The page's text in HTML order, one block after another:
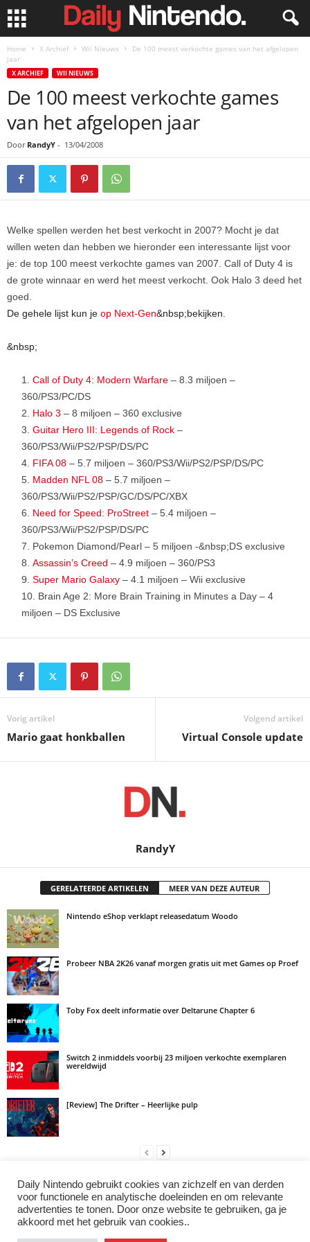
Home X Archief Wii Nieuws
De 100 meest verkochte games van het afgelopen
jaar
X ARCHIEF WII NIEUWS
De 100 meest verkochte games
van het afgelopen jaar
Door RandyY - 13/04/2008
Welke spellen werden het best verkocht in 2007? Mocht je dat
willen weten dan hebben we hieronder een interessante lijst voor
je: de top 100 meest verkochte games van 2007. Call of Duty 4 is
de grote winnaar en werd het meest verkocht. Ook Halo 3 deed het
goed.
De gehele lijst kun je op Next-Gen&nbsp;bekijken.
&nbsp;
Call of Duty 4: Modern Warfare – 8.3 miljoen –
360/PS3/PC/DS
Halo 3 – 8 miljoen – 360 exclusive
Guitar Hero III: Legends of Rock –
360/PS3/Wii/PS2/PSP/DS/PC
FIFA 08 – 5.7 miljoen – 360/PS3/Wii/PS2/PSP/DS/PC
Madden NFL 08 – 5.7 miljoen –
360/PS3/Wii/PS2/PSP/GC/DS/PC/XBX
Need for Speed: ProStreet – 5.4 miljoen –
360/PS3/Wii/PS2/PSP/DS/PC
Pokemon Diamond/Pearl – 5 miljoen -&nbsp;DS exclusive
Assassin’s Creed – 4.9 miljoen – 360/PS3
Super Mario Galaxy – 4.1 miljoen – Wii exclusive
Brain Age 2: More Brain Training in Minutes a Day – 4
miljoen – DS Exclusive
Vorig artikel
Mario gaat honkballen
Volgend artikel
Virtual Console update
RandyY
GERELATEERDE ARTIKELEN MEER VAN DEZE AUTEUR
Nintendo eShop verklapt releasedatum Woodo
Probeer NBA 2K26 vanaf morgen gratis uit met Games op Proef
Toby Fox deelt informatie over Deltarune Chapter 6
Switch 2 inmiddels voorbij 23 miljoen verkochte exemplaren
wereldwijd
[Review] The Drifter – Heerlijke pulp
LAAT EEN REACTIE ACHTER
Log in om een opmerking achter te laten
Daily Nintendo gebruikt cookies van zichzelf en van derden
voor functionele en analytische doeleinden en om relevante
advertenties te tonen. Door onze website te gebruiken, ga je
akkoord met het gebruik van cookies..